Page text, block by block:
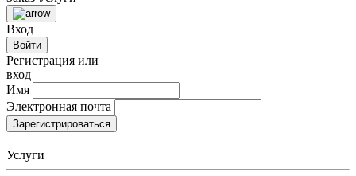
Вход
Войти
Регистрация или
вход
Имя
Электронная почта
Зарегистрироваться
Услуги